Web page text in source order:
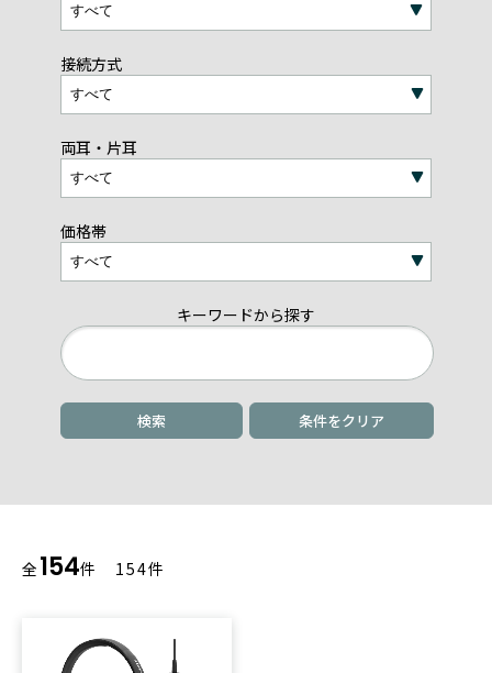
接続方式
両耳・片耳
価格帯
キーワードから探す
条件をクリア
全 154件 154件